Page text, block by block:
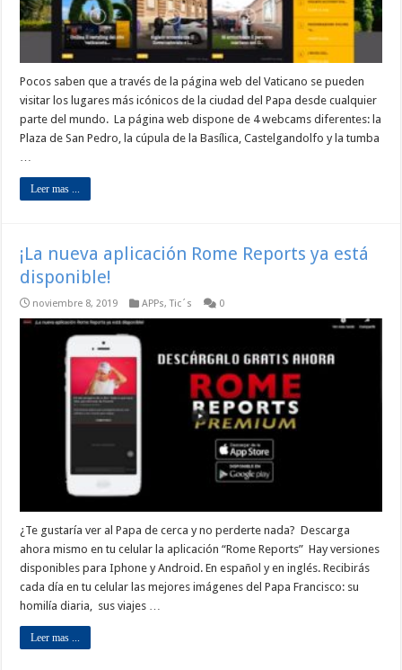
Pocos saben que a través de la página web del Vaticano se pueden
visitar los lugares más icónicos de la ciudad del Papa desde cualquier
parte del mundo. La página web dispone de 4 webcams diferentes: la
Plaza de San Pedro, la cúpula de la Basílica, Castelgandolfo y la tumba
Leer mas ...
¡La nueva aplicación Rome Reports ya está
disponible!
noviembre 8, 2019 APPs,Tic´s 0
¿Te gustaría ver al Papa de cerca y no perderte nada? Descarga
ahora mismo en tu celular la aplicación “Rome Reports” Hay versiones
disponibles para Iphone y Android. En español y en inglés. Recibirás
cada día en tu celular las mejores imágenes del Papa Francisco: su
homilía diaria, sus viajes …
Leer mas ...